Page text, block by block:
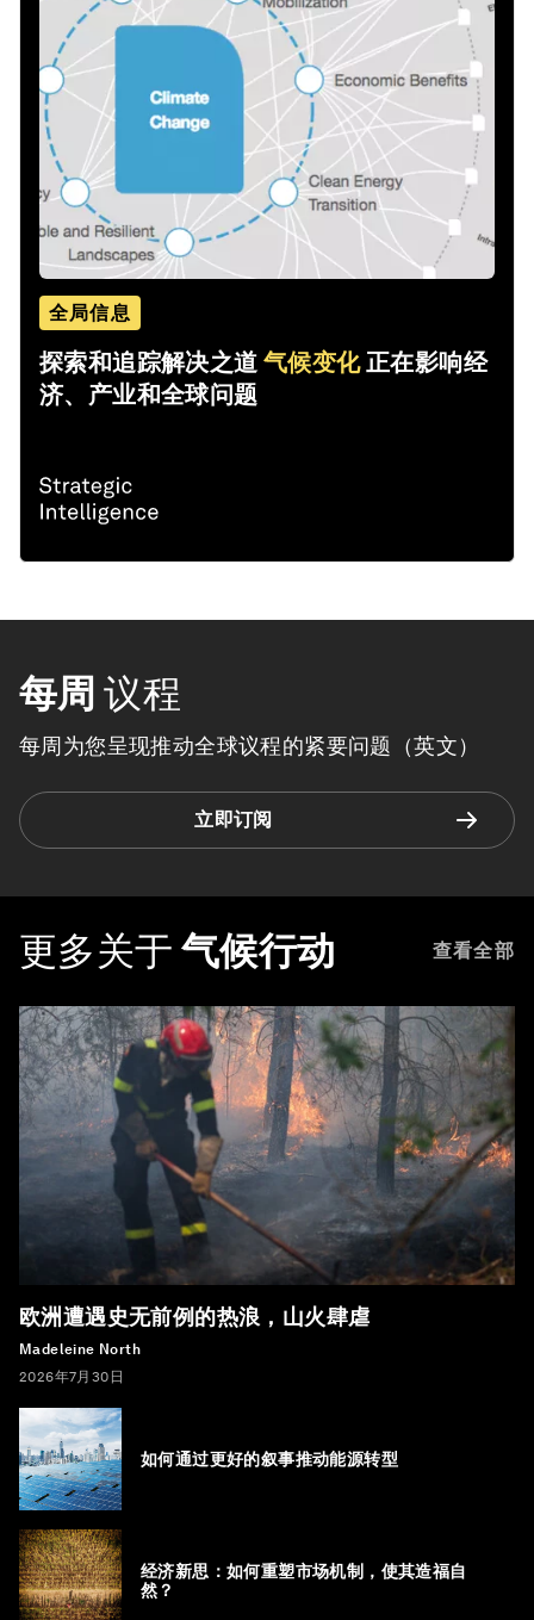
全局信息
探索和追踪解决之道气候变化正在影响经
济、产业和全球问题
每周 议程
每周为您呈现推动全球议程的紧要问题（英文）
立即订阅
更多关于 气候行动 查看全部
欧洲遭遇史无前例的热浪，山火肆虐
Madeleine North
2026年7月30日
如何通过更好的叙事推动能源转型
经济新思：如何重塑市场机制，使其造福自
然？